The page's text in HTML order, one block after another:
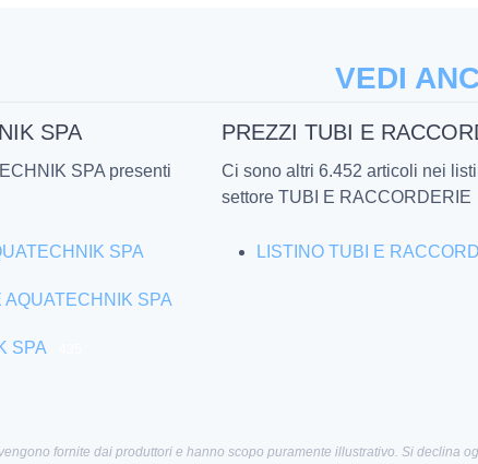
VEDI
SPA
SPA presenti
SPA
SPA
SPA
PREZZI TUBI E
Ci sono altri 6.452 articoli nei
settore TUBI E RACCORDERIE
LISTINO TUBI E
fornite dai produttori e hanno scopo puramente illustrativo. Si declina